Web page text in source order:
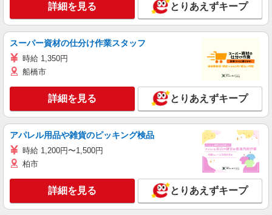
詳細を見る とりあえずキープ
スーパー資材の仕分け作業スタッフ
時給 1,350円
船橋市
詳細を見る とりあえずキープ
アパレル用品や雑貨のピッキング検品
時給 1,200円〜1,500円
柏市
詳細を見る とりあえずキープ